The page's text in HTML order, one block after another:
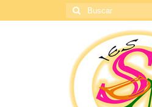
Buscar
por: